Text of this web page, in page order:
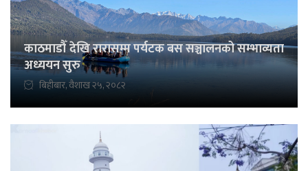
काठमाडौँ देखि रारासम्म पर्यटक बस सञ्चालनको सम्भाव्यता
अध्ययन सुरु
बिहीबार, वैशाख २५, २०८२